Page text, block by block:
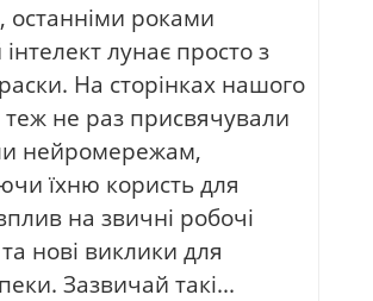
останніми роками
лунає просто з
На сторінках нашого
теж не раз присвячували
нейромережам,
їхню користь для
на звичні робочі
нові виклики для
Зазвичай такі...